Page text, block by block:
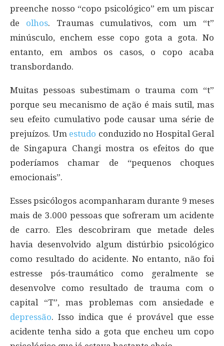
preenche nosso “copo psicológico” em um piscar
de olhos. Traumas cumulativos, com um “t”
minúsculo, enchem esse copo gota a gota. No
entanto, em ambos os casos, o copo acaba
transbordando.
Muitas pessoas subestimam o trauma com “t”
porque seu mecanismo de ação é mais sutil, mas
seu efeito cumulativo pode causar uma série de
prejuízos. Um estudo conduzido no Hospital Geral
de Singapura Changi mostra os efeitos do que
poderíamos chamar de “pequenos choques
emocionais”.
Esses psicólogos acompanharam durante 9 meses
mais de 3.000 pessoas que sofreram um acidente
de carro. Eles descobriram que metade deles
havia desenvolvido algum distúrbio psicológico
como resultado do acidente. No entanto, não foi
estresse pós-traumático como geralmente se
desenvolve como resultado de trauma com o
capital “T”, mas problemas com ansiedade e
depressão. Isso indica que é provável que esse
acidente tenha sido a gota que encheu um copo